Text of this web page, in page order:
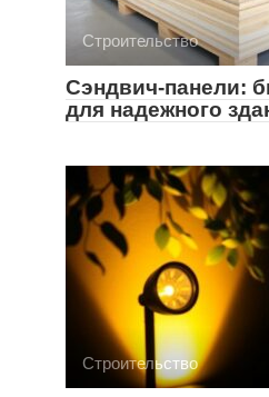
Строительство
Сэндвич-панели:
для надежного
Строительство